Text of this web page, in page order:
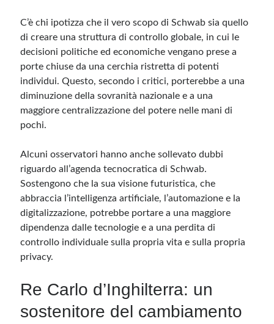
C’è chi ipotizza che il vero scopo di Schwab sia quello
di creare una struttura di controllo globale, in cui le
decisioni politiche ed economiche vengano prese a
porte chiuse da una cerchia ristretta di potenti
individui. Questo, secondo i critici, porterebbe a una
diminuzione della sovranità nazionale e a una
maggiore centralizzazione del potere nelle mani di
pochi.
Alcuni osservatori hanno anche sollevato dubbi
riguardo all’agenda tecnocratica di Schwab.
Sostengono che la sua visione futuristica, che
abbraccia l’intelligenza artificiale, l’automazione e la
digitalizzazione, potrebbe portare a una maggiore
dipendenza dalle tecnologie e a una perdita di
controllo individuale sulla propria vita e sulla propria
privacy.
Re Carlo d’Inghilterra: un
sostenitore del cambiamento